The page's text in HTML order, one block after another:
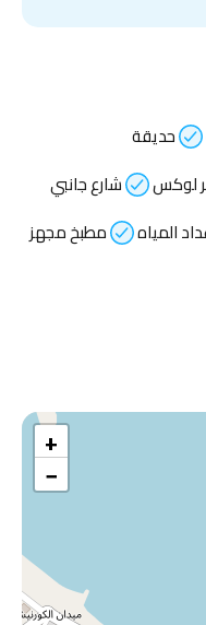
حديقة
لوكس
شارع جانبي
المياه
مطبخ مجهز
+
−